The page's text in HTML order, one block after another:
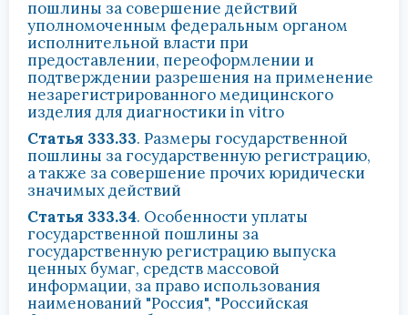
пошлины за совершение действий
уполномоченным федеральным органом
исполнительной власти при
предоставлении, переоформлении и
подтверждении разрешения на применение
незарегистрированного медицинского
изделия для диагностики in vitro
Статья 333.33. Размеры государственной
пошлины за государственную регистрацию,
а также за совершение прочих юридически
значимых действий
Статья 333.34. Особенности уплаты
государственной пошлины за
государственную регистрацию выпуска
ценных бумаг, средств массовой
информации, за право использования
наименований "Россия", "Российская